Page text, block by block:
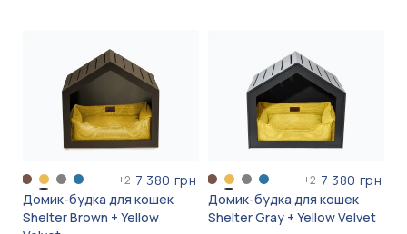
+2 7 380 грн
Домик-будка для кошек
Shelter Brown + Yellow
+2 7 380 грн
Домик-будка для кошек
Shelter Gray + Yellow Velvet